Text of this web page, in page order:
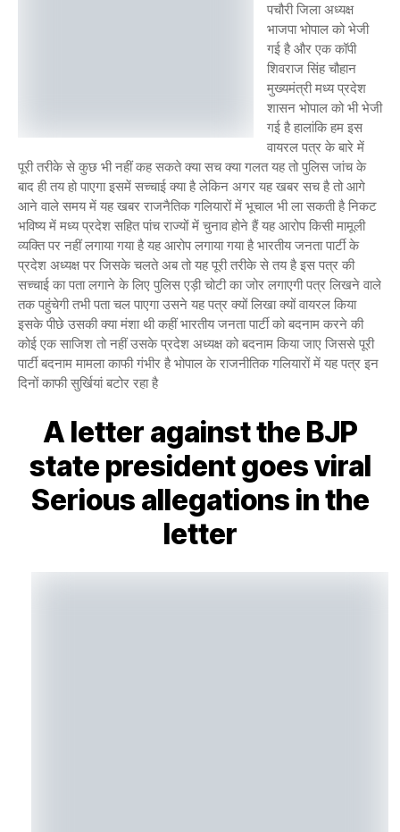
पचौरी जिला अध्यक्ष
भाजपा भोपाल को भेजी
गई है और एक कॉपी
शिवराज सिंह चौहान
मुख्यमंत्री मध्य प्रदेश
शासन भोपाल को भी भेजी
गई है हालांकि हम इस
वायरल पत्र के बारे में
पूरी तरीके से कुछ भी नहीं कह सकते क्या सच क्या गलत यह तो पुलिस जांच के
बाद ही तय हो पाएगा इसमें सच्चाई क्या है लेकिन अगर यह खबर सच है तो आगे
आने वाले समय में यह खबर राजनैतिक गलियारों में भूचाल भी ला सकती है निकट
भविष्य में मध्य प्रदेश सहित पांच राज्यों में चुनाव होने हैं यह आरोप किसी मामूली
व्यक्ति पर नहीं लगाया गया है यह आरोप लगाया गया है भारतीय जनता पार्टी के
प्रदेश अध्यक्ष पर जिसके चलते अब तो यह पूरी तरीके से तय है इस पत्र की
सच्चाई का पता लगाने के लिए पुलिस एड़ी चोटी का जोर लगाएगी पत्र लिखने वाले
तक पहुंचेगी तभी पता चल पाएगा उसने यह पत्र क्यों लिखा क्यों वायरल किया
इसके पीछे उसकी क्या मंशा थी कहीं भारतीय जनता पार्टी को बदनाम करने की
कोई एक साजिश तो नहीं उसके प्रदेश अध्यक्ष को बदनाम किया जाए जिससे पूरी
पार्टी बदनाम मामला काफी गंभीर है भोपाल के राजनीतिक गलियारों में यह पत्र इन
दिनों काफी सुर्खियां बटोर रहा है
A letter against the BJP
state president goes viral
Serious allegations in the
letter